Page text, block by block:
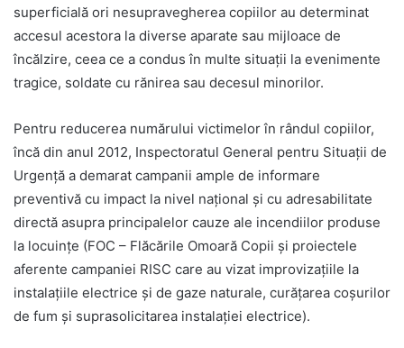
superficială ori nesupravegherea copiilor au determinat
accesul acestora la diverse aparate sau mijloace de
încălzire, ceea ce a condus în multe situații la evenimente
tragice, soldate cu rănirea sau decesul minorilor.
Pentru reducerea numărului victimelor în rândul copiilor,
încă din anul 2012, Inspectoratul General pentru Situații de
Urgență a demarat campanii ample de informare
preventivă cu impact la nivel național și cu adresabilitate
directă asupra principalelor cauze ale incendiilor produse
la locuințe (FOC – Flăcările Omoară Copii și proiectele
aferente campaniei RISC care au vizat improvizațiile la
instalațiile electrice și de gaze naturale, curățarea coșurilor
de fum și suprasolicitarea instalației electrice).